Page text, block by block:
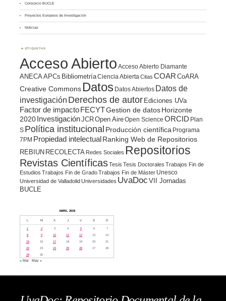
Consorcio BUCLE
Proyectos Europeos de Investigación
Noticias
ETIQUETAS
Acceso Abierto Acceso Abierto Diamante
ANECA APCs BibliometríaCiencia Abierta Citas COAR CoARA
Creative Commons Datos Datos Abiertos Datos de
investigación Derechos de autor Ediciones UVa
Factor de impacto FECYTGestion de datosHorizonte
2020 InvestigaciónJCROpen AireOpen Science ORCID Plan
S Política institucional Producción científica Programa
7PM Propiedad intelectualRanking Web de Repositorios
REBIUN RECOLECTA Redes Sociales Repositorios
Revistas CientíficasTesis Tesis Doctorales Trabajos Fin de
Estudios Trabajos Fin de GradoTrabajos Fin de Máster Unesco
Universidad de ValladolidUniversidades UvaDoc VII Jornadas
BUCLE
ABRIL 2019
L M X J V S D
1 2 3 4 5 6
7
8
9 10 11 12 13
14
15
16 17 18 19 20
21
22
23 24 25 26 27
28
29
30
« Mar May »